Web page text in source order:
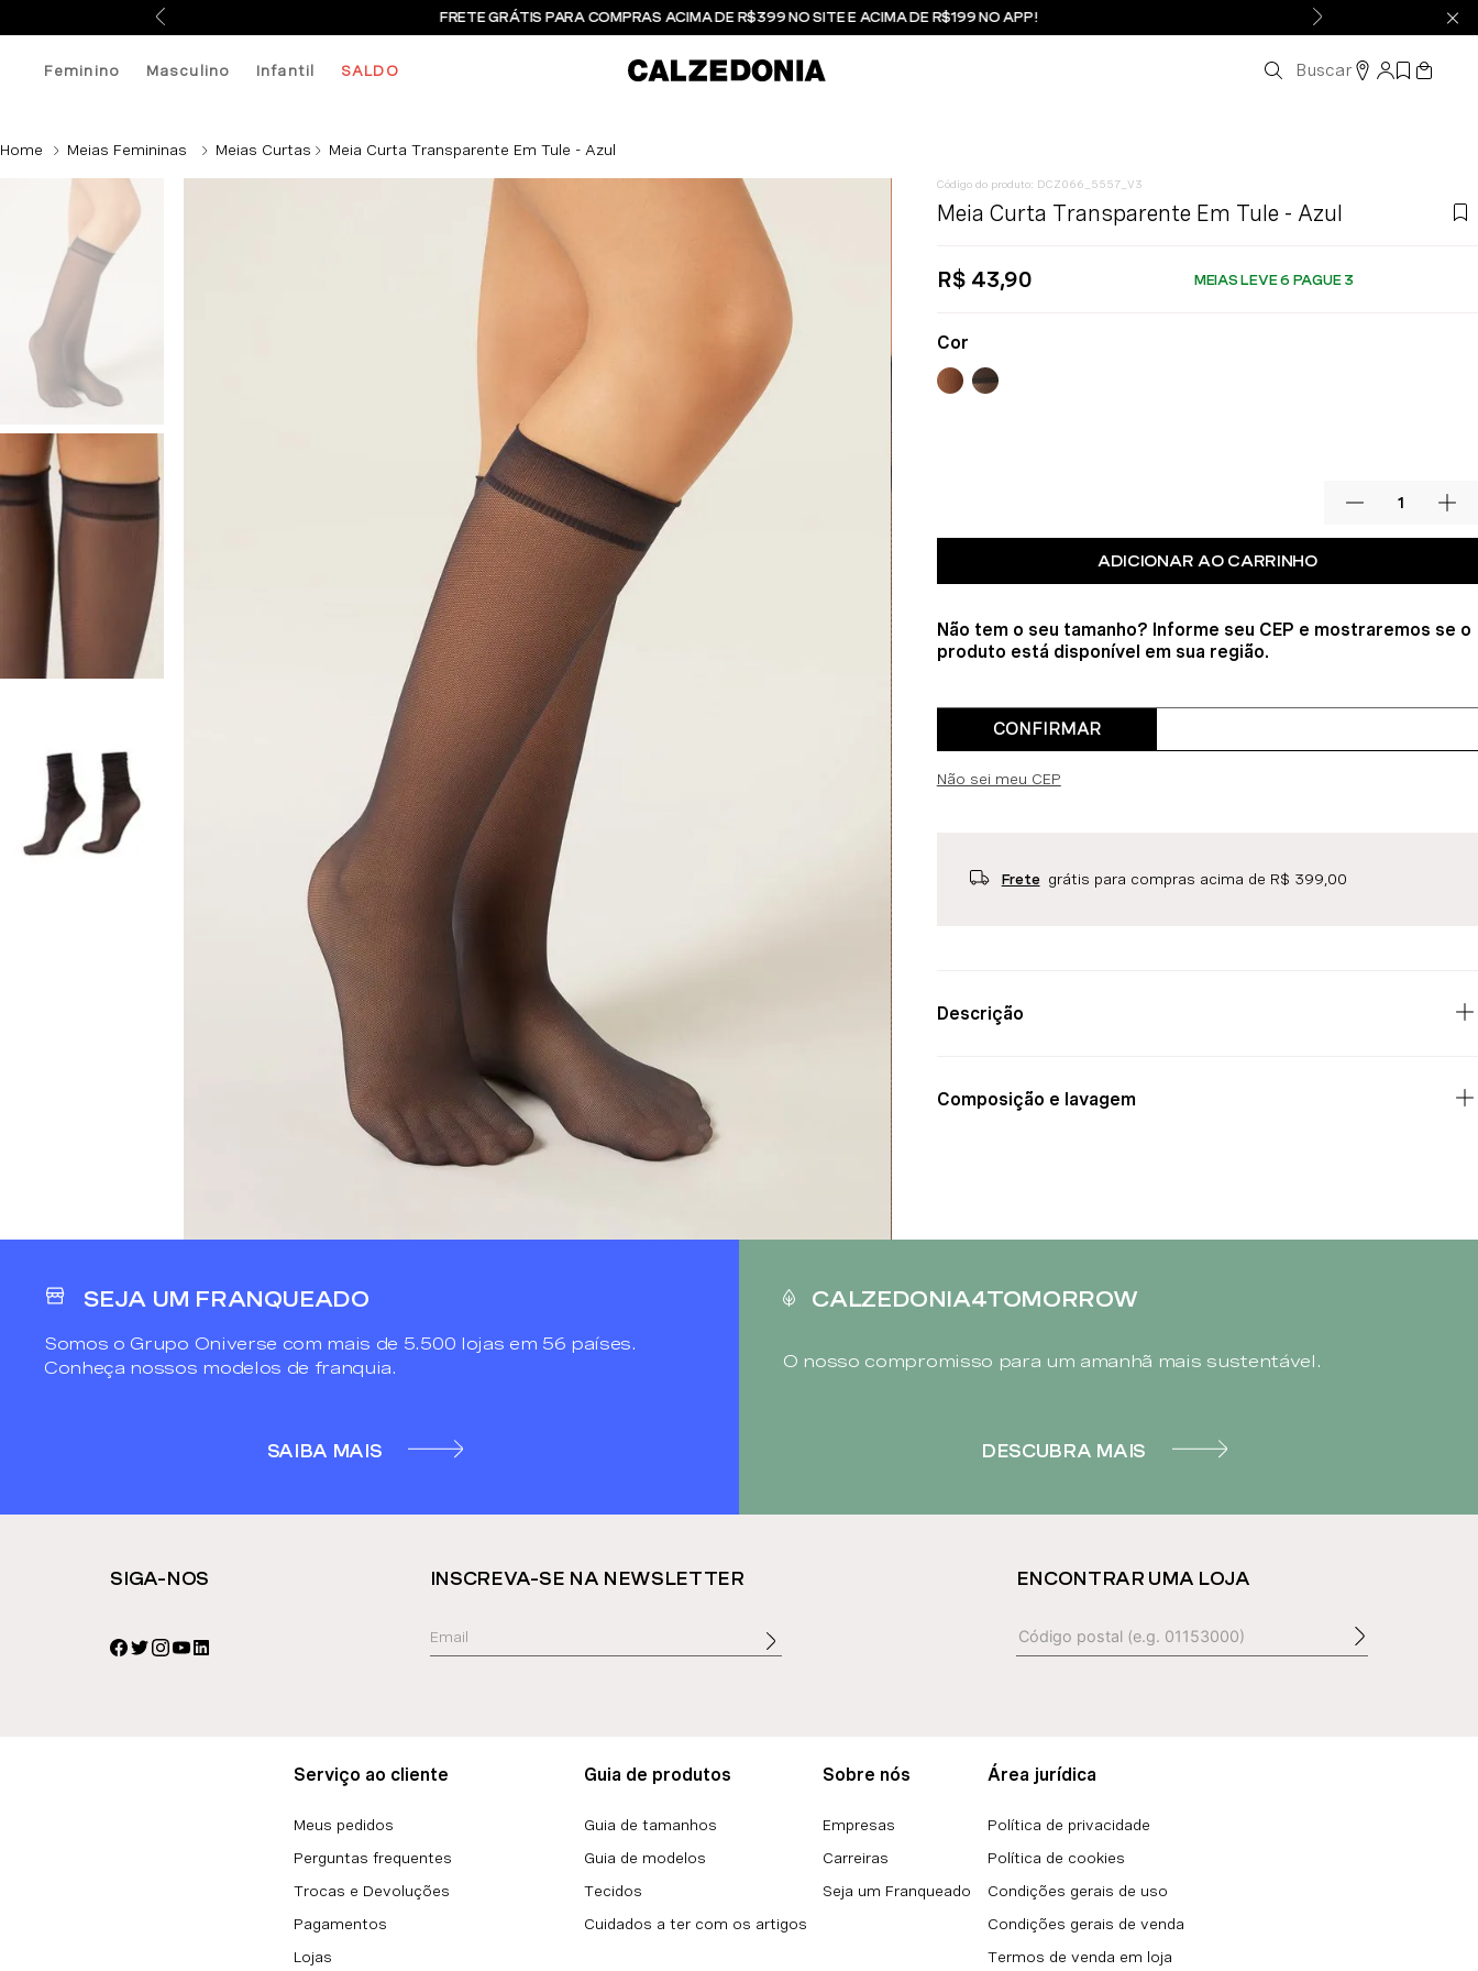
FRETE GRÁTIS PARA COMPRAS ACIMA DE R$399 NO SITE E ACIMA DE R$199 NO APP!
Feminino Masculino Infantil SALDO Buscar
Meias Femininas Meias Curtas Meia Curta Transparente Em Tule - Azul
: DCZ066_5557_V3
Meia Curta Transparente Em Tule - Azul
R$ 43,90 MEIAS LEVE 6 PAGUE 3
ADICIONAR AO CARRINHO
Não tem o seu tamanho? Informe seu CEP e mostraremos se o
produto está disponível em sua região.
CONFIRMAR
Não sei meu CEP
Frete grátis para compras acima de R$ 399,00
Descrição
Composição e lavagem
SEJA UM FRANQUEADO
Somos o Grupo Oniverse com mais de 5.500 lojas em 56 países.
Conheça nossos modelos de franquia.
SAIBA MAIS
CALZEDONIA4TOMORROW
O nosso compromisso para um amanhã mais sustentável.
DESCUBRA MAIS
SIGA-NOS INSCREVA-SE NA NEWSLETTER ENCONTRAR UMA LOJA
Serviço ao cliente
Meus pedidos
Perguntas frequentes
Trocas e Devoluções
Pagamentos
Lojas
Guia de produtos
Guia de tamanhos
Guia de modelos
Tecidos
Cuidados a ter com os artigos
Sobre nós
Empresas
Carreiras
Seja um Franqueado
Área jurídica
Política de privacidade
Política de cookies
Condições gerais de uso
Condições gerais de venda
Termos de venda em loja